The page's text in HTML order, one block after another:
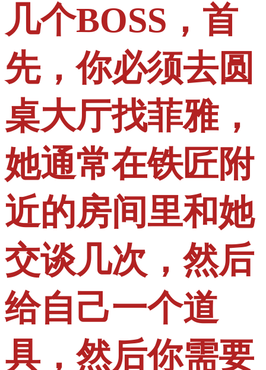
几个BOSS，首
先，你必须去圆
桌大厅找菲雅，
她通常在铁匠附
近的房间里和她
交谈几次，然后
给自己一个道
具，然后你需要